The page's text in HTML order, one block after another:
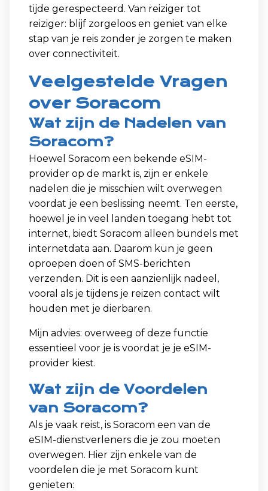
tijde gerespecteerd. Van reiziger tot
reiziger: blijf zorgeloos en geniet van elke
stap van je reis zonder je zorgen te maken
over connectiviteit.
Veelgestelde Vragen
over Soracom
Wat zijn de Nadelen van
Soracom?
Hoewel Soracom een bekende eSIM-
provider op de markt is, zijn er enkele
nadelen die je misschien wilt overwegen
voordat je een beslissing neemt. Ten eerste,
hoewel je in veel landen toegang hebt tot
internet, biedt Soracom alleen bundels met
internetdata aan. Daarom kun je geen
oproepen doen of SMS-berichten
verzenden. Dit is een aanzienlijk nadeel,
vooral als je tijdens je reizen contact wilt
houden met je dierbaren.
Mijn advies: overweeg of deze functie
essentieel voor je is voordat je je eSIM-
provider kiest.
Wat zijn de Voordelen
van Soracom?
Als je vaak reist, is Soracom een van de
eSIM-dienstverleners die je zou moeten
overwegen. Hier zijn enkele van de
voordelen die je met Soracom kunt
genieten: